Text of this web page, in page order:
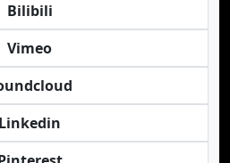
Bilibili
Vimeo
Linkedin